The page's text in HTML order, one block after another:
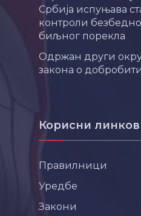
Србија испуњава
контроли
биљног порекла
Одржан други
закона о
Корисни
Правилници
Уредбе
Закони